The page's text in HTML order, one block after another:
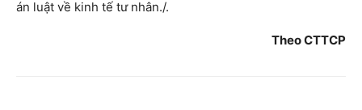
án luật về kinh tế tư nhân./.
Theo CTTCP